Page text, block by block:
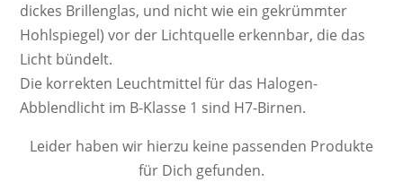
dickes Brillen­glas, und nicht wie ein ge­krümm­ter
Hohl­spie­gel) vor der Lichtquelle er­kenn­bar, die das
Licht bündelt.
Die kor­rek­ten Leucht­mittel für das Halogen-
Abblendlicht im B-Klasse 1 sind H7-Birnen.
Leider haben wir hierzu keine passenden Produkte
für Dich gefunden.